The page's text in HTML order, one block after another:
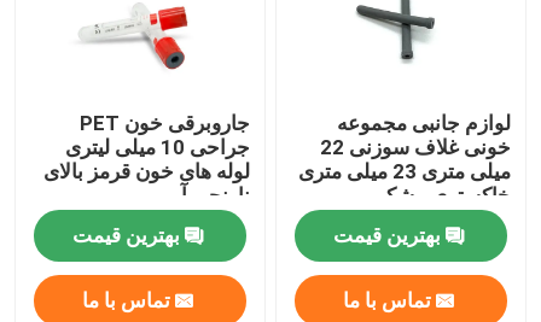
لوازم جانبی مجموعه
خونی غلاف سوزنی 22
میلی متری 23 میلی متری
خاکستری مشکی
بهترین قیمت
تماس با ما
جاروبرقی خون PET
جراحی 10 میلی لیتری
لوله های خون قرمز بالای
نارنجی آبی
بهترین قیمت
تماس با ما